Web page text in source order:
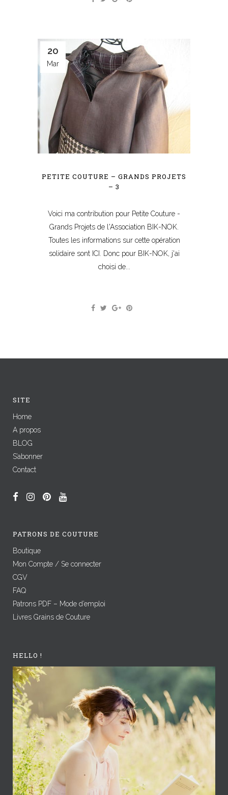
20
Mar
PETITE COUTURE – GRANDS PROJETS
– 3
Voici ma contribution pour Petite Couture -
Grands Projets de l'Association BIK-NOK.
Toutes les informations sur cette opération
solidaire sont ICI. Donc pour BIK-NOK, j'ai
choisi de...
SITE
Home
A propos
BLOG
S’abonner
Contact
PATRONS DE COUTURE
Boutique
Mon Compte / Se connecter
CGV
FAQ
Patrons PDF – Mode d’emploi
Livres Grains de Couture
HELLO !